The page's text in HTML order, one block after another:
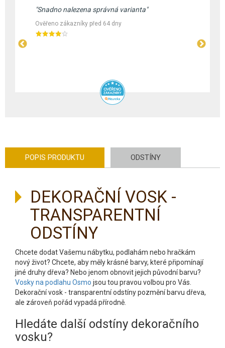
"Snadno nalezena správná varianta"
Ověřeno zákazníky před 64 dny
POPIS PRODUKTU ODSTÍNY
DEKORAČNÍ VOSK -
TRANSPARENTNÍ
ODSTÍNY
Chcete dodat Vašemu nábytku, podlahám nebo hračkám
nový život? Chcete, aby měly krásné barvy, které připomínají
jiné druhy dřeva? Nebo jenom obnovit jejich původní barvu?
Vosky na podlahu Osmo jsou tou pravou volbou pro Vás.
Dekorační vosk - transparentní odstíny pozmění barvu dřeva,
ale zároveň pořád vypadá přírodně.
Hledáte další odstíny dekoračního
vosku?